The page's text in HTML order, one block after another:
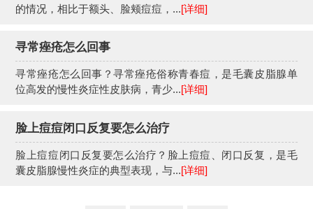
的情况，相比于额头、脸颊痘痘，...[详细]
寻常痤疮怎么回事
寻常痤疮怎么回事？寻常痤疮俗称青春痘，是毛囊皮脂腺单
位高发的慢性炎症性皮肤病，青少...[详细]
脸上痘痘闭口反复要怎么治疗
脸上痘痘闭口反复要怎么治疗？脸上痘痘、闭口反复，是毛
囊皮脂腺慢性炎症的典型表现，与...[详细]